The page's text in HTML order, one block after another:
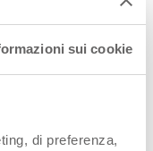
sui cookie
di preferenza,